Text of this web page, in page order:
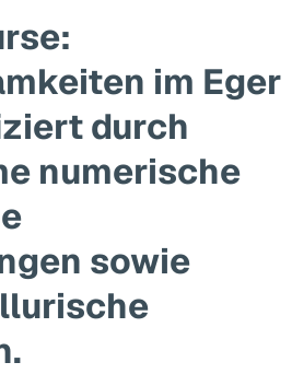
im Eger
durch
numerische
sowie